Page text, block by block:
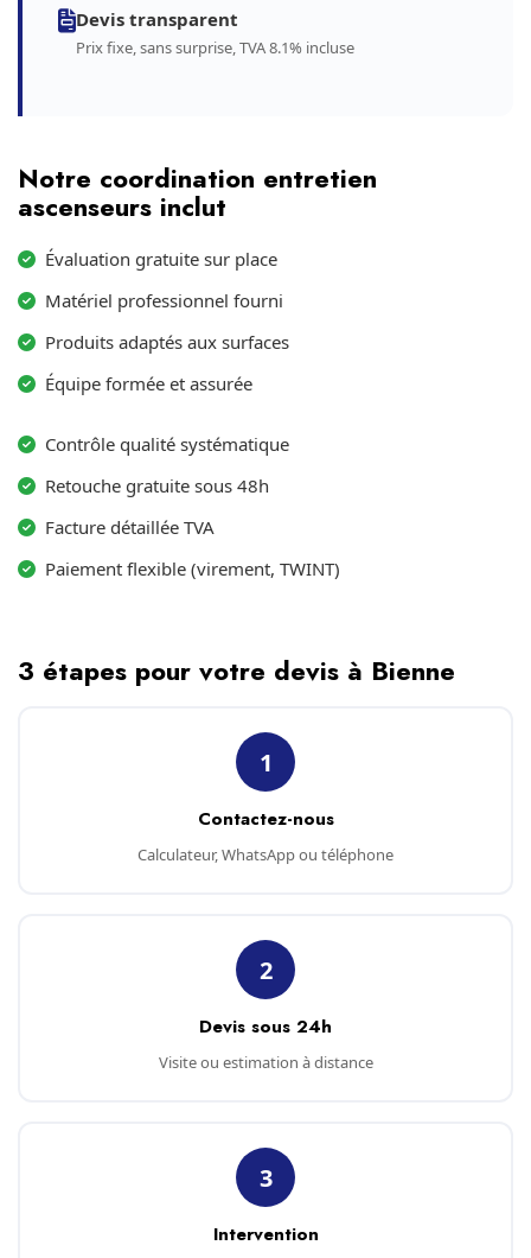
Devis transparent
Prix fixe, sans surprise, TVA 8.1% incluse
Notre coordination entretien
ascenseurs inclut
Évaluation gratuite sur place
Matériel professionnel fourni
Produits adaptés aux surfaces
Équipe formée et assurée
Contrôle qualité systématique
Retouche gratuite sous 48h
Facture détaillée TVA
Paiement flexible (virement, TWINT)
3 étapes pour votre devis à Bienne
1
Contactez-nous
Calculateur, WhatsApp ou téléphone
2
Devis sous 24h
Visite ou estimation à distance
3
Intervention